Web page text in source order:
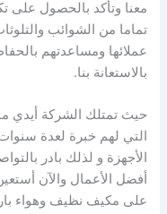
معنا وتأكد بالحصول على
تماما من الشوائب
عملائها ومساعدتهم
بالاستعانة بنا.
حيث تمتلك الشركة أيدي
التي لهم خبرة لعدة
الأجهزة و لذلك بادر
أفضل الأعمال والآن
على مكيف نظيف وهواء